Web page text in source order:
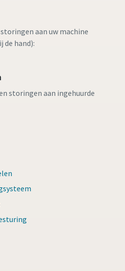
aan uw machine
de hand):
storingen aan ingehuurde